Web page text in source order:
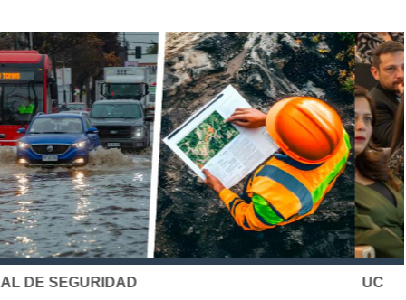
UC